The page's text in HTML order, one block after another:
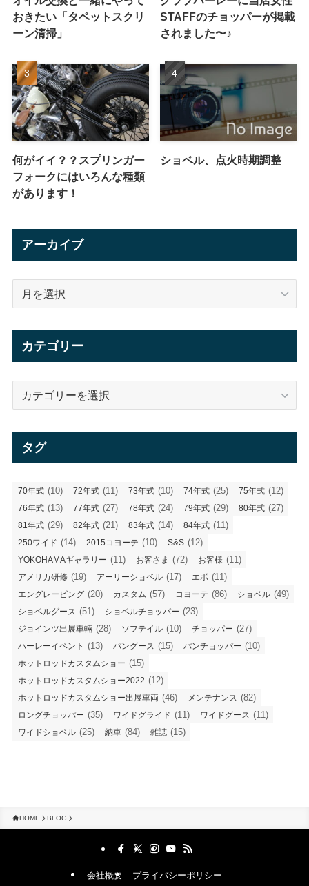
おきたい「タペットスクリ
ーン清掃」
STAFFのチョッパーが掲載
されました〜♪
何がイイ？？スプリンガー
フォークにはいろんな種類
があります！
ショベル、点火時期調整
アーカイブ
カテゴリー
タグ
70年式 (10) 72年式 (11) 73年式 (10) 74年式 (25) 75年式 (12)
76年式 (13) 77年式 (27) 78年式 (24) 79年式 (29) 80年式 (27)
81年式 (29) 82年式 (21) 83年式 (14) 84年式 (11)
250ワイド (14) 2015コヨーテ (10) S&S (12)
YOKOHAMAギャラリー (11) お客さま (72) お客様 (11)
アメリカ研修 (19) アーリーショベル (17) エボ (11)
エングレービング (20) カスタム (57) コヨーテ (86) ショベル (49)
ショベルグース (51) ショベルチョッパー (23)
ジョインツ出展車輛 (28) ソフテイル (10) チョッパー (27)
ハーレーイベント (13) パングース (15) パンチョッパー (10)
ホットロッドカスタムショー (15)
ホットロッドカスタムショー2022 (12)
ホットロッドカスタムショー出展車両 (46) メンテナンス (82)
ロングチョッパー (35) ワイドグライド (11) ワイドグース (11)
ワイドショベル (25) 納車 (84) 雑誌 (15)
HOME BLOG
会社概要 プライバシーポリシー